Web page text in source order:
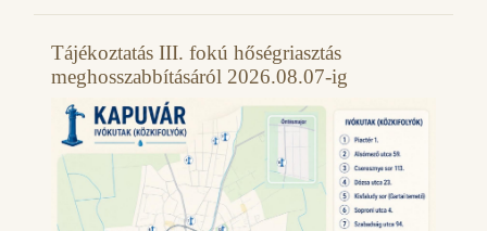
Tájékoztatás III. fokú hőségriasztás
meghosszabbításáról 2026.08.07-ig